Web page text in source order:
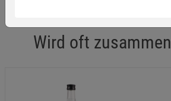
Wird oft
Einstellungen speichern für die Gruppe